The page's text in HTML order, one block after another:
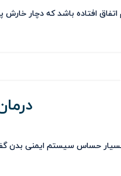
افتاده باشد که دچار
حساس سیستم ایمنی بدن